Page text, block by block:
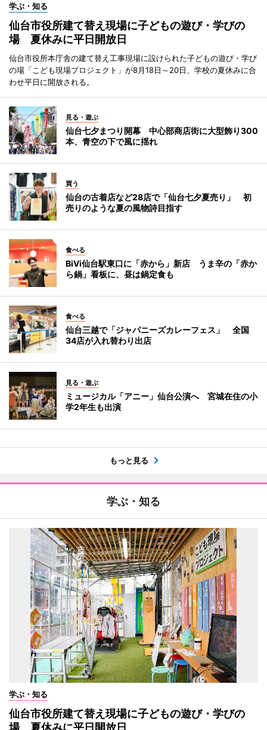
学ぶ・知る
仙台市役所建て替え現場に子どもの遊び・学びの
場 夏休みに平日開放日
仙台市役所本庁舎の建て替え工事現場に設けられた子どもの遊び・学び
の場「こども現場プロジェクト」が8月18日～20日、学校の夏休みに合
わせ平日に開放される。
見る・遊ぶ
仙台七夕まつり開幕 中心部商店街に大型飾り300
本、青空の下で風に揺れ
買う
仙台の古着店など28店で「仙台七夕夏売り」 初
売りのような夏の風物詩目指す
食べる
BiVi仙台駅東口に「赤から」新店 うま辛の「赤か
ら鍋」看板に、昼は鍋定食も
食べる
仙台三越で「ジャパニーズカレーフェス」 全国
34店が入れ替わり出店
見る・遊ぶ
ミュージカル「アニー」仙台公演へ 宮城在住の小
学2年生も出演
もっと見る
学ぶ・知る
学ぶ・知る
仙台市役所建て替え現場に子どもの遊び・学びの
場 夏休みに平日開放日